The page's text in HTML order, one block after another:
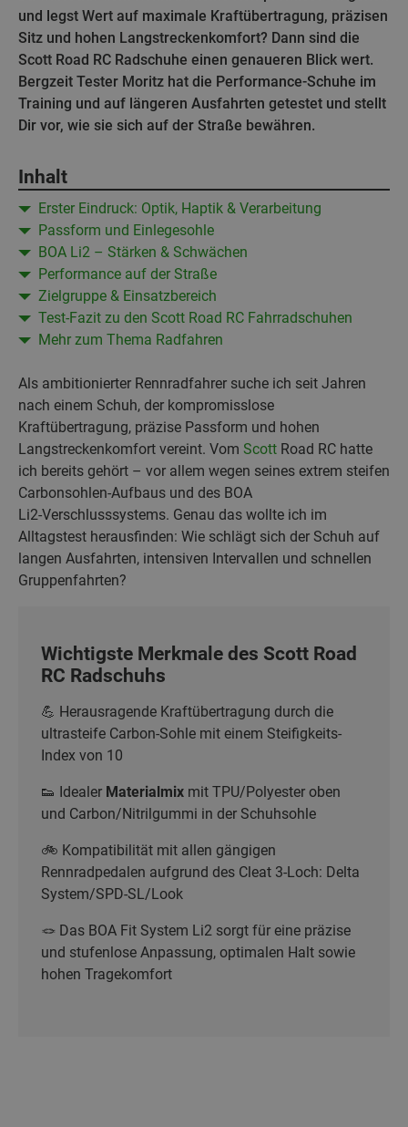
und legst Wert auf maximale Kraftübertragung, präzisen
Sitz und hohen Langstreckenkomfort? Dann sind die
Scott Road RC Radschuhe einen genaueren Blick wert.
Bergzeit Tester Moritz hat die Performance-Schuhe im
Training und auf längeren Ausfahrten getestet und stellt
Dir vor, wie sie sich auf der Straße bewähren.
Inhalt
Erster Eindruck: Optik, Haptik & Verarbeitung
Passform und Einlegesohle
BOA Li2 – Stärken & Schwächen
Performance auf der Straße
Zielgruppe & Einsatzbereich
Test-Fazit zu den Scott Road RC Fahrradschuhen
Mehr zum Thema Radfahren
Als ambitionierter Rennradfahrer suche ich seit Jahren
nach einem Schuh, der kompromisslose
Kraftübertragung, präzise Passform und hohen
Langstreckenkomfort vereint. Vom Scott Road RC hatte
ich bereits gehört – vor allem wegen seines extrem steifen
Carbonsohlen‑Aufbaus und des BOA
Li2‑Verschlusssystems. Genau das wollte ich im
Alltagstest herausfinden: Wie schlägt sich der Schuh auf
langen Ausfahrten, intensiven Intervallen und schnellen
Gruppenfahrten?
Wichtigste Merkmale des Scott Road
RC Radschuhs
💪 Herausragende Kraftübertragung durch die
ultrasteife Carbon-Sohle mit einem Steifigkeits-
Index von 10
👟 Idealer Materialmix mit TPU/Polyester oben
und Carbon/Nitrilgummi in der Schuhsohle
🚲 Kompatibilität mit allen gängigen
Rennradpedalen aufgrund des Cleat 3-Loch: Delta
System/SPD-SL/Look
🪢 Das BOA Fit System Li2 sorgt für eine präzise
und stufenlose Anpassung, optimalen Halt sowie
hohen Tragekomfort